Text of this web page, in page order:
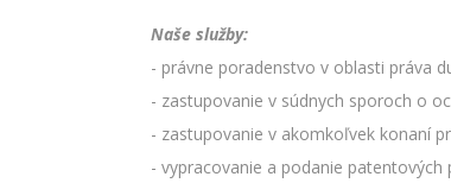
Naše služby:
- právne poradenstvo v oblasti práva
- zastupovanie v súdnych sporoch o
- zastupovanie v akomkoľvek konaní
- vypracovanie a podanie